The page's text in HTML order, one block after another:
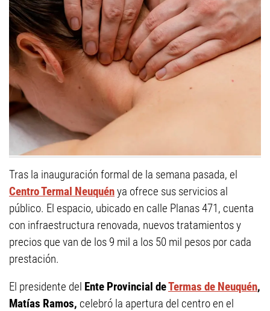
Tras la inauguración formal de la semana pasada, el
Centro Termal Neuquénya ofrece sus servicios al
público. El espacio, ubicado en calle Planas 471, cuenta
con infraestructura renovada, nuevos tratamientos y
precios que van de los 9 mil a los 50 mil pesos por cada
prestación.
El presidente del Ente Provincial deTermas de Neuquén,
Matías Ramos, celebró la apertura del centro en el